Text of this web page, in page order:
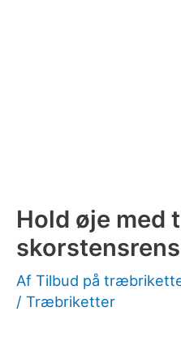
Hold øje med
Af Tilbud på
/ Træbriketter